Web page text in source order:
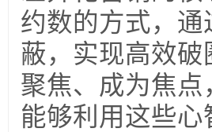
约数的方式，
蔽，实现高效
聚焦、成为焦
能够利用这些